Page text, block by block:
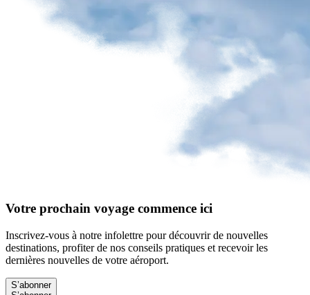
Votre prochain voyage commence ici
Inscrivez-vous à notre infolettre pour découvrir de nouvelles
destinations, profiter de nos conseils pratiques et recevoir les
dernières nouvelles de votre aéroport.
S’abonner